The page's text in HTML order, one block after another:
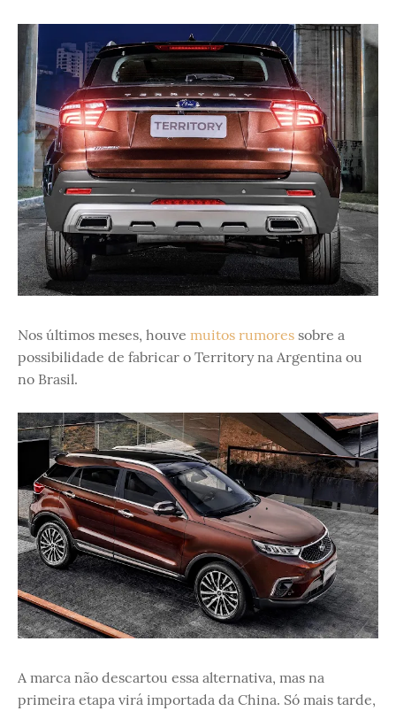
Nos últimos meses, houve muitos rumores sobre a
possibilidade de fabricar o Territory na Argentina ou
no Brasil.
A marca não descartou essa alternativa, mas na
primeira etapa virá importada da China. Só mais tarde,